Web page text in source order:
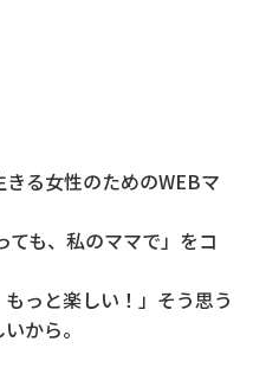
る女性のためのWEBマ
ても、私のママで」をコ
もっと楽しい！」そう思う
から。